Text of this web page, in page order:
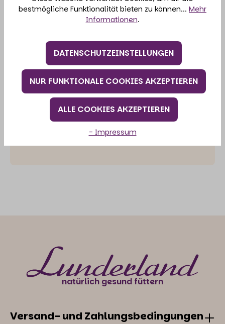
21-065-1
BESCHREIBUNG
ANALYTISCHE BESTANDTEILE
HANDHABUNG
natürlich gesund füttern
Versand- und Zahlungsbedingungen
bestmögliche Funktionalität bieten zu können... Mehr
Informationen.
DATENSCHUTZEINSTELLUNGEN
NUR FUNKTIONALE COOKIES AKZEPTIEREN
ALLE COOKIES AKZEPTIEREN
- Impressum